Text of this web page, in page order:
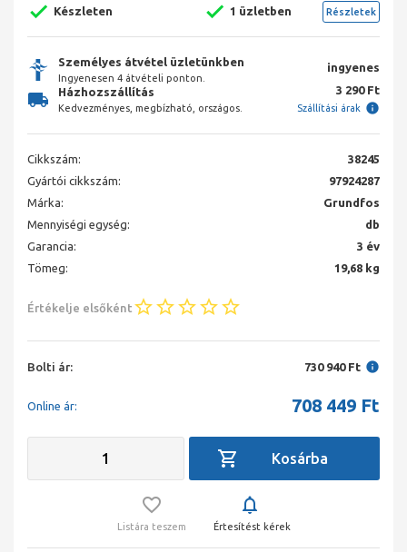
Készleten 1 üzletben Részletek
Személyes átvétel üzletünkben
Ingyenesen 4 átvételi ponton.
ingyenes
Házhozszállítás
Kedvezményes, megbízható, országos.
3 290 Ft
Szállítási árak
Cikkszám:
38245
Gyártói cikkszám:
97924287
Márka:
Grundfos
Mennyiségi egység:
db
Garancia:
3 év
Tömeg:
19,68 kg
Értékelje elsőként
Bolti ár: 730 940 Ft
Online ár: 708 449 Ft
Listára teszem Értesítést kérek